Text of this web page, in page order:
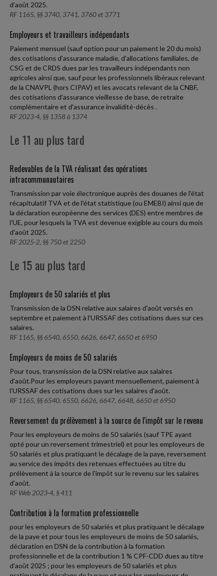
d'août 2025.
RF 1165, §§ 3740, 3741, 3760 et 3771
Employeurs et travailleurs indépendants
Paiement mensuel (sauf option pour un paiement le 20 du mois)
des cotisations d'assurance maladie, d'allocations familiales, de
CSG et de CRDS dues par les travailleurs indépendants non
agricoles ainsi que, sauf pour les professionnels libéraux relevant
de la CNAVPL (hors CIPAV) et les avocats relevant de la CNBF,
des cotisations d'assurance vieillesse de base, de retraite
complémentaire et d'assurance invalidité-décès .
RF 2023-4, §§ 1358 à 1374
Le 11 au plus tard
Redevables de la TVA réalisant des opérations
intracommunautaires
Transmission par voie électronique auprès des douanes de l'état
récapitulatif TVA et de l'état statistique (ou EMEBI) ainsi que de
la déclaration européenne des services (DES) entre membres de
l'UE, pour lesquels la TVA est devenue exigible au cours du mois
d'août 2025.
RF 2025-2, §§ 750 et 2250
Le 15 au plus tard
Employeurs de 50 salariés et plus
Transmission de la DSN relative aux salaires d'août versés en
septembre et paiement à l'URSSAF des cotisations dues sur ces
salaires.
RF 1165, §§ 6540, 6550, 6626, 6647, 6650 et 6950
Employeurs de moins de 50 salariés
Pour tous, transmission de la DSN relative aux salaires
d'août.Pour les employeurs payant mensuellement, paiement à
l'URSSAF des cotisations dues sur les salaires d'août.
RF 1165, §§ 6540, 6550, 6626, 6647, 6648, 6650 et 6950
Reversement du prélèvement à la source de l'impôt sur le revenu
Pour les employeurs de moins de 50 salariés (sauf TPE ayant
opté pour un reversement trimestriel) et pour les employeurs de
50 salariés et plus pratiquant le décalage de la paye, reversement
au service des impôts des retenues effectuées au titre du
prélèvement à la source de l'impôt sur le revenu sur les salaires
d'août.
RF Web 2023-4, § 411
Contribution à la formation professionnelle
pour les employeurs de 50 salariés et plus pratiquant le décalage
de la paye et pour tous les employeurs de moins de 50 salariés,
déclaration en DSN de la contribution à la formation
professionnelle et de la contribution 1 % CPF-CDD dues au titre
d'août 2025 ; pour les employeurs de 50 salariés et plus